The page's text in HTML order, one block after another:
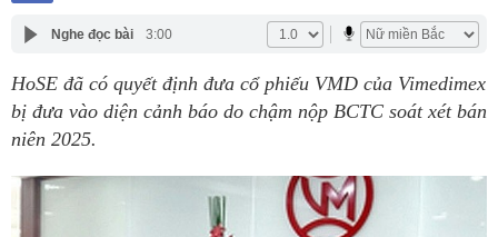
Nghe đọc bài 3:00
HoSE đã có quyết định đưa cổ phiếu VMD của Vimedimex
bị đưa vào diện cảnh báo do chậm nộp BCTC soát xét bán
niên 2025.